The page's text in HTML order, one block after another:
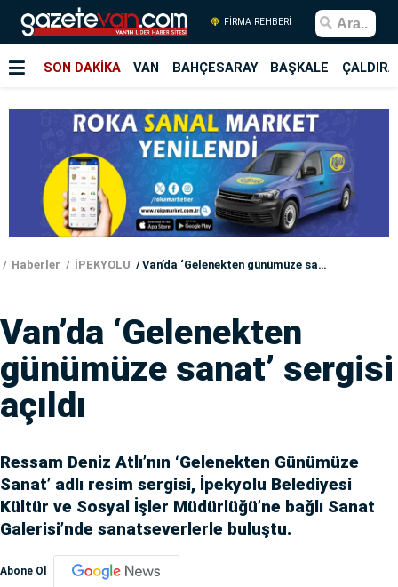
FİRMA REHBERİ
SON DAKİKA VAN BAHÇESARAY BAŞKALE
Haberler İPEKYOLU Van’da ‘Gelenekten günümüze sanat’ sergisi açıldı
Van’da ‘Gelenekten
günümüze sanat’ sergisi
açıldı
Ressam Deniz Atlı’nın ‘Gelenekten Günümüze
Sanat’ adlı resim sergisi, İpekyolu Belediyesi
Kültür ve Sosyal İşler Müdürlüğü’ne bağlı Sanat
Galerisi’nde sanatseverlerle buluştu.
Abone Ol